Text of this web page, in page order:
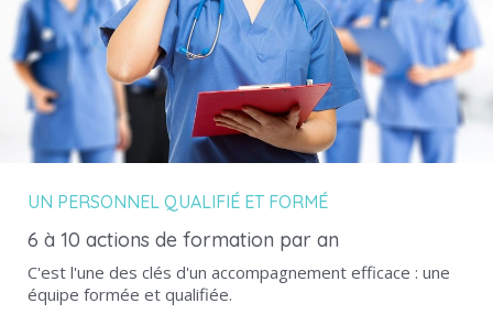
UN PERSONNEL QUALIFIÉ ET FORMÉ
6 à 10 actions de formation par an
C'est l'une des clés d'un accompagnement efficace : une
équipe formée et qualifiée.